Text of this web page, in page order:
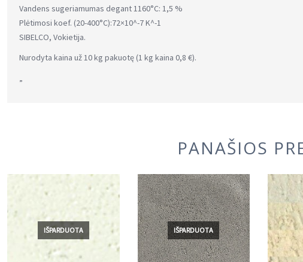
Vandens sugeriamumas degant 1160°C: 1,5 %
Plėtimosi koef. (20-400°C):72×10^-7 K^-1
SIBELCO, Vokietija.
Nurodyta kaina už 10 kg pakuotę (1 kg kaina 0,8 €).
„
PANAŠIOS
IŠPARDUOTA IŠPARDUOTA